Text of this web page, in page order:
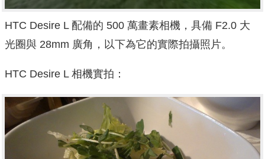
HTC Desire L 配備的 500 萬畫素相機，具備 F2.0 大
光圈與 28mm 廣角，以下為它的實際拍攝照片。
HTC Desire L 相機實拍：